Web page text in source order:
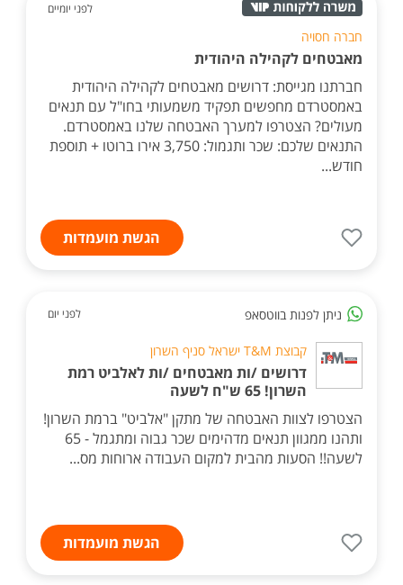
לפני יומיים
חברה חסויה
מאבטחים לקהילה היהודית
חברתנו מגייסת: דרושים מאבטחים לקהילה היהודית
באמסטרדם מחפשים תפקיד משמעותי בחו"ל עם תנאים
מעולים? הצטרפו למערך האבטחה שלנו באמסטרדם.
התנאים שלכם: שכר ותגמול: 3,750 אירו ברוטו + תוספת
חודש...
הגשת מועמדות
ניתן לפנות בווטסאפ לפני יום
קבוצת T&M ישראל סניף השרון
דרושים /ות מאבטחים /ות לאלביט רמת
השרון! 65 ש"ח לשעה
הצטרפו לצוות האבטחה של מתקן "אלביט" ברמת השרון!
ותהנו ממגוון תנאים מדהימים שכר גבוה ומתגמל - 65
לשעה!! הסעות מהבית למקום העבודה ארוחות מס...
הגשת מועמדות